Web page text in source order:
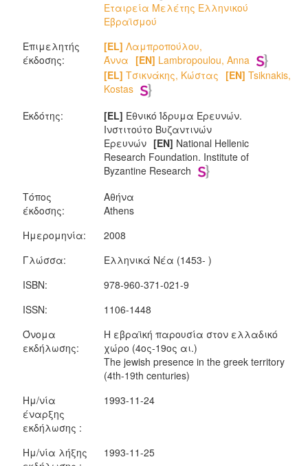
Εταιρεία Μελέτης Ελληνικού
Εβραϊσμού
Επιμελητής
έκδοσης:
[EL] Λαμπροπούλου,
Άννα [EN] Lambropoulou, Anna
[EL] Τσικνάκης, Κώστας [EN] Tsiknakis,
Kostas
Εκδότης:
[EL] Εθνικό Ίδρυμα Ερευνών.
Ινστιτούτο Βυζαντινών
Ερευνών [EN] National Hellenic
Research Foundation. Institute of
Byzantine Research
Τόπος
έκδοσης:
Αθήνα
Athens
Ημερομηνία:
2008
Γλώσσα:
Ελληνικά Νέα (1453- )
ISBN:
978-960-371-021-9
ISSN:
1106-1448
Όνομα
εκδήλωσης:
Η εβραϊκή παρουσία στον ελλαδικό
χώρο (4ος-19ος αι.)
The jewish presence in the greek territory
(4th-19th centuries)
Ημ/νία
έναρξης
εκδήλωσης :
1993-11-24
Ημ/νία λήξης
1993-11-25